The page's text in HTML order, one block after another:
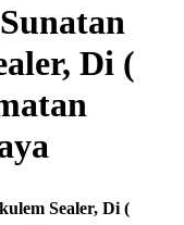
Di (
Sealer, Di (